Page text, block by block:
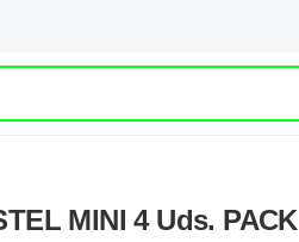
MINI 4 Uds. PACK